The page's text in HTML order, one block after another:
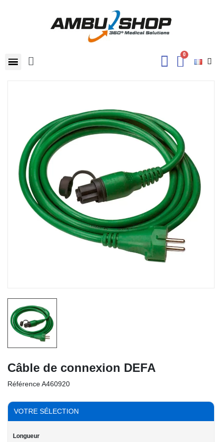
Câble de connexion DEFA
RéférenceA460920
VOTRE SÉLECTION
Longueur